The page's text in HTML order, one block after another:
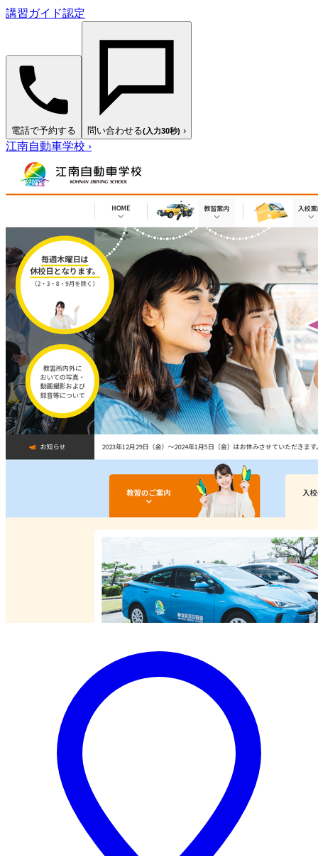
講習ガイド認定
電話で予約する 問い合わせる(入力30秒) ›
江南自動車学校 ›